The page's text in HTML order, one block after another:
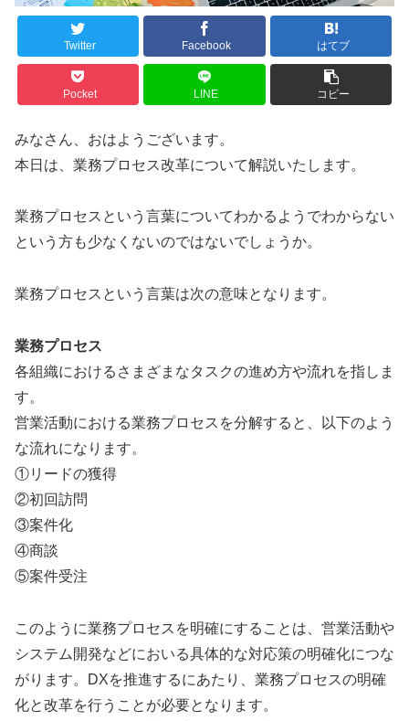
Twitter Facebook はてブ
Pocket LINE コピー
みなさん、おはようございます。
本日は、業務プロセス改革について解説いたします。
業務プロセスという言葉についてわかるようでわからない
という方も少なくないのではないでしょうか。
業務プロセスという言葉は次の意味となります。
業務プロセス
各組織におけるさまざまなタスクの進め方や流れを指しま
す。
営業活動における業務プロセスを分解すると、以下のよう
な流れになります。
①リードの獲得
②初回訪問
③案件化
④商談
⑤案件受注
このように業務プロセスを明確にすることは、営業活動や
システム開発などにおいる具体的な対応策の明確化につな
がります。DXを推進するにあたり、業務プロセスの明確
化と改革を行うことが必要となります。